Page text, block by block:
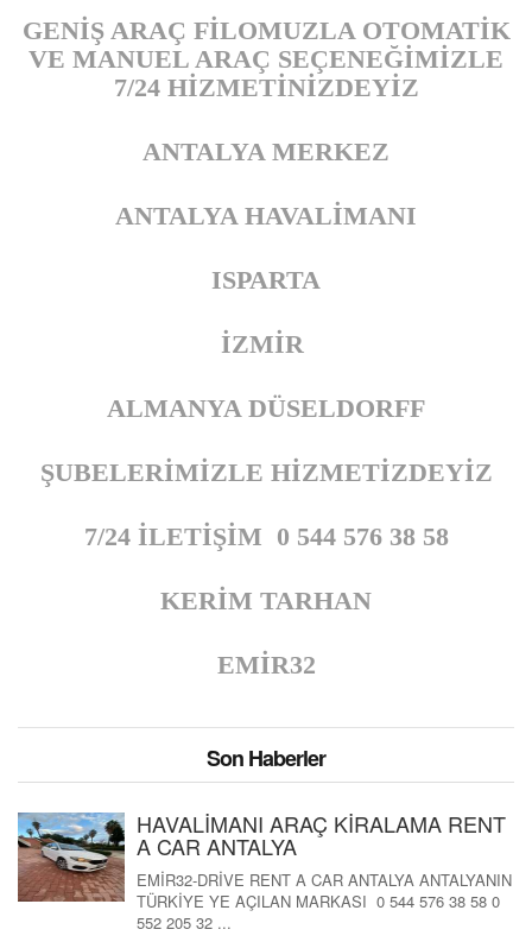
İLETİŞİM
GENİŞ ARAÇ FİLOMUZLA OTOMATİK
VE MANUEL ARAÇ SEÇENEĞİMİZLE
7/24 HİZMETİNİZDEYİZ
ANTALYA MERKEZ
ANTALYA HAVALİMANI
ISPARTA
İZMİR
ALMANYA DÜSELDORFF
ŞUBELERİMİZLE HİZMETİZDEYİZ
7/24 İLETİŞİM 0 544 576 38 58
KERİM TARHAN
EMİR32
Son Haberler
HAVALİMANI ARAÇ KİRALAMA RENT
A CAR ANTALYA
EMİR32-DRİVE RENT A CAR ANTALYA ANTALYANIN
TÜRKİYE YE AÇILAN MARKASI 0 544 576 38 58 0
552 205 32 ...